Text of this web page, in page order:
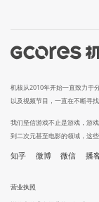
机核从2010年开始一直致力于
以及视频节目，一直在不断寻
我们坚信游戏不止是游戏，游
到二次元甚至电影的领域，这
知乎 微博 微信 播
营业执照